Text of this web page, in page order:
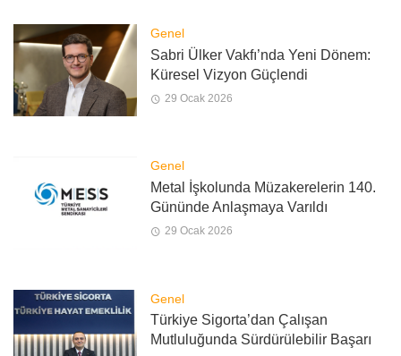
Genel
Sabri Ülker Vakfı’nda Yeni Dönem:
Küresel Vizyon Güçlendi
29 Ocak 2026
Genel
Metal İşkolunda Müzakerelerin 140.
Gününde Anlaşmaya Varıldı
29 Ocak 2026
Genel
Türkiye Sigorta’dan Çalışan
Mutluluğunda Sürdürülebilir Başarı